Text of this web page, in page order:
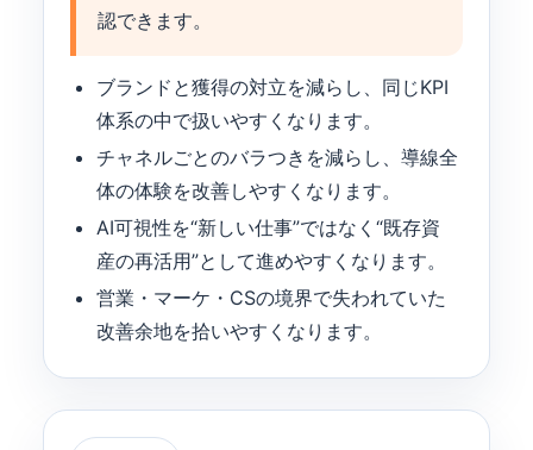
認できます。
ブランドと獲得の対立を減らし、同じKPI
体系の中で扱いやすくなります。
チャネルごとのバラつきを減らし、導線全
体の体験を改善しやすくなります。
AI可視性を“新しい仕事”ではなく“既存資
産の再活用”として進めやすくなります。
営業・マーケ・CSの境界で失われていた
改善余地を拾いやすくなります。